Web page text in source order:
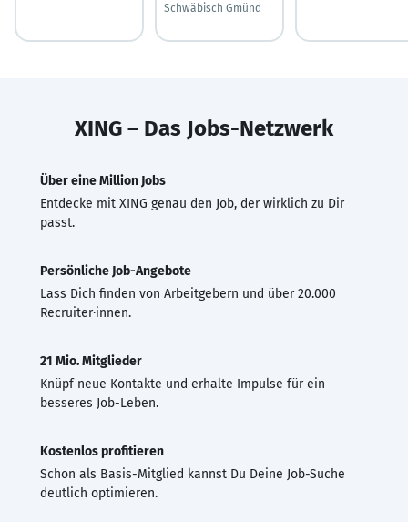
Schwäbisch Gmünd
XING – Das Jobs-Netzwerk
Über eine Million Jobs
Entdecke mit XING genau den Job, der wirklich zu Dir
passt.
Persönliche Job-Angebote
Lass Dich finden von Arbeitgebern und über 20.000
Recruiter·innen.
21 Mio. Mitglieder
Knüpf neue Kontakte und erhalte Impulse für ein
besseres Job-Leben.
Kostenlos profitieren
Schon als Basis-Mitglied kannst Du Deine Job-Suche
deutlich optimieren.